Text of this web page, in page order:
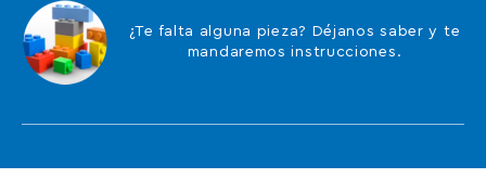
¿Te falta alguna pieza? Déjanos saber y te
mandaremos instrucciones.